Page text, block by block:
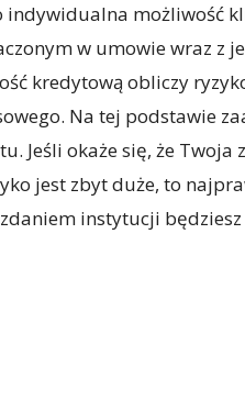
indywidualna możliwość
w umowie wraz z
kredytową obliczy
Na tej podstawie
Jeśli okaże się, że
jest zbyt duże, to
instytucji będziesz